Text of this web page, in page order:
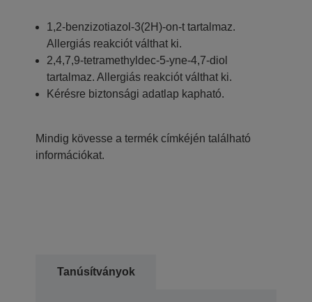
1,2-benzizotiazol-3(2H)-on-t tartalmaz.
Allergiás reakciót válthat ki.
2,4,7,9-tetramethyldec-5-yne-4,7-diol
tartalmaz. Allergiás reakciót válthat ki.
Kérésre biztonsági adatlap kapható.
Mindig kövesse a termék címkéjén található
információkat.
Tanúsítványok